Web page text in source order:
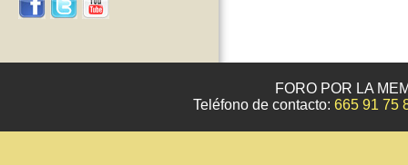
FORO POR LA
Teléfono de contacto: 665 91 75